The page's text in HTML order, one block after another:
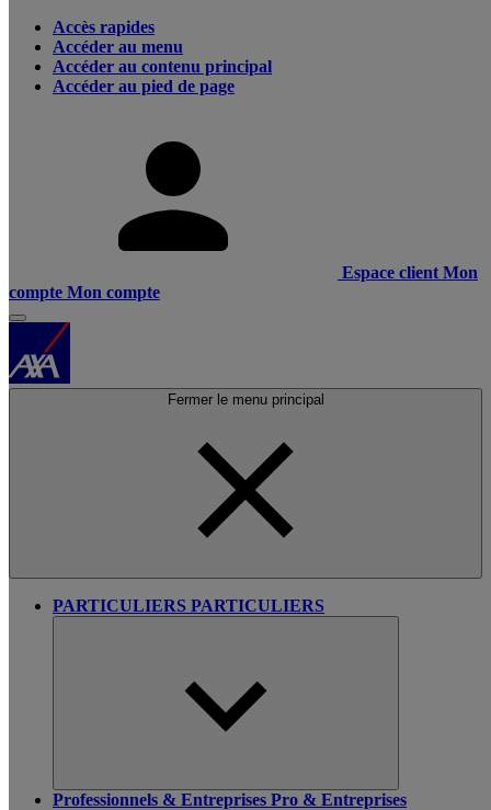
Accès rapides
Accéder au menu
Accéder au contenu principal
Accéder au pied de page
Espace client Mon
compte Mon compte
Fermer le menu principal
PARTICULIERS PARTICULIERS
Professionnels & Entreprises Pro & Entreprises